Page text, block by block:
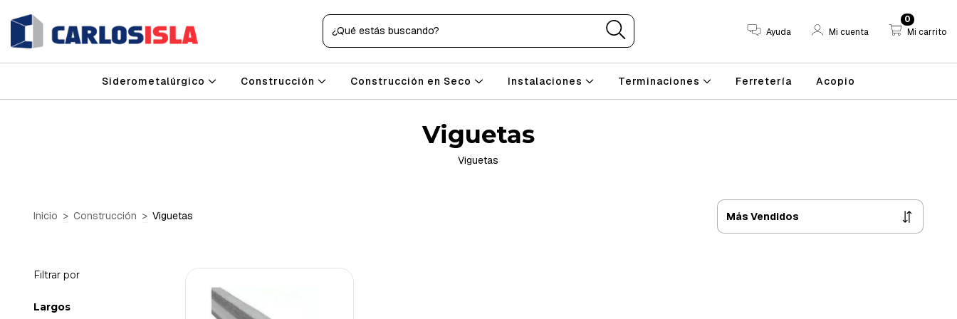
Ayuda Mi cuenta Mi carrito
0
Siderometalúrgico Construcción Construcción en Seco Instalaciones Terminaciones Ferretería Acopio
Viguetas
Viguetas
Inicio > Construcción > Viguetas
Filtrar por
Largos